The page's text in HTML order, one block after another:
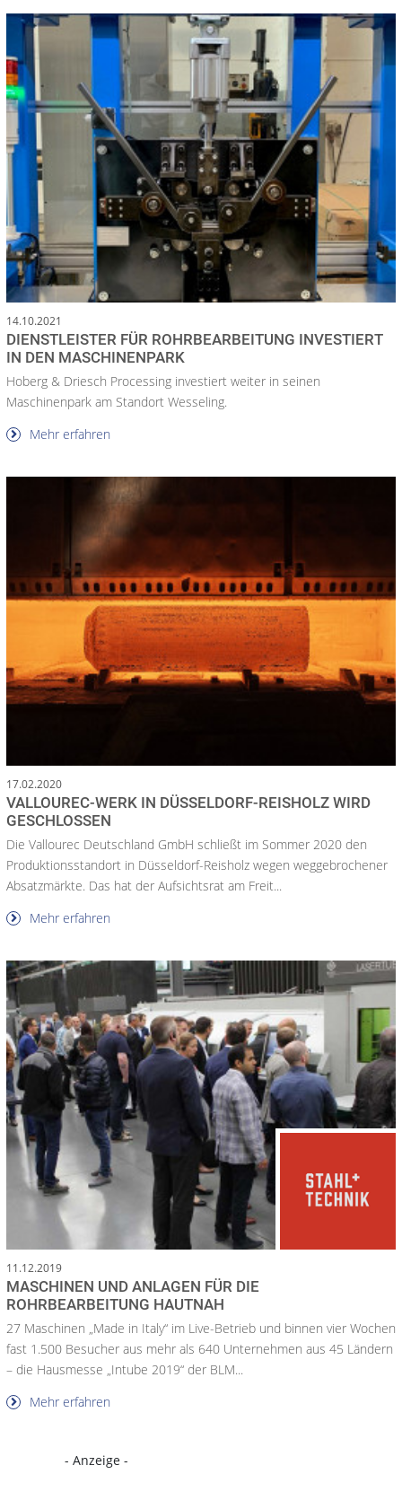
14.10.2021
DIENSTLEISTER FÜR ROHRBEARBEITUNG INVESTIERT
IN DEN MASCHINENPARK
Hoberg & Driesch Processing investiert weiter in seinen
Maschinenpark am Standort Wesseling.
Mehr erfahren
17.02.2020
VALLOUREC-WERK IN DÜSSELDORF-REISHOLZ WIRD
GESCHLOSSEN
Die Vallourec Deutschland GmbH schließt im Sommer 2020 den
Produktionsstandort in Düsseldorf-Reisholz wegen weggebrochener
Absatzmärkte. Das hat der Aufsichtsrat am Freit...
Mehr erfahren
11.12.2019
MASCHINEN UND ANLAGEN FÜR DIE
ROHRBEARBEITUNG HAUTNAH
27 Maschinen „Made in Italy“ im Live-Betrieb und binnen vier Wochen
fast 1.500 Besucher aus mehr als 640 Unternehmen aus 45 Ländern
– die Hausmesse „Intube 2019“ der BLM...
Mehr erfahren
- Anzeige -